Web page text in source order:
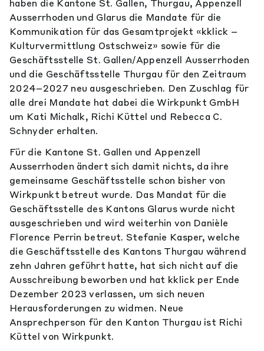
haben die Kantone St. Gallen, Thurgau, Appenzell
Ausserrhoden und Glarus die Mandate für die
Kommunikation für das Gesamtprojekt «kklick –
Kulturvermittlung Ostschweiz» sowie für die
Geschäftsstelle St. Gallen/Appenzell Ausserrhoden
und die Geschäftsstelle Thurgau für den Zeitraum
2024–2027 neu ausgeschrieben. Den Zuschlag für
alle drei Mandate hat dabei die Wirkpunkt GmbH
um Kati Michalk, Richi Küttel und Rebecca C.
Schnyder erhalten.
Für die Kantone St. Gallen und Appenzell
Ausserrhoden ändert sich damit nichts, da ihre
gemeinsame Geschäftsstelle schon bisher von
Wirkpunkt betreut wurde. Das Mandat für die
Geschäftsstelle des Kantons Glarus wurde nicht
ausgeschrieben und wird weiterhin von Danièle
Florence Perrin betreut. Stefanie Kasper, welche
die Geschäftsstelle des Kantons Thurgau während
zehn Jahren geführt hatte, hat sich nicht auf die
Ausschreibung beworben und hat kklick per Ende
Dezember 2023 verlassen, um sich neuen
Herausforderungen zu widmen. Neue
Ansprechperson für den Kanton Thurgau ist Richi
Küttel von Wirkpunkt.